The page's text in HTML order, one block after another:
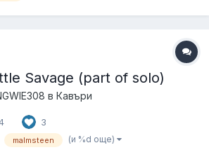
Savage (part of solo)
в Кавъри
3
malmsteen (и %d още)